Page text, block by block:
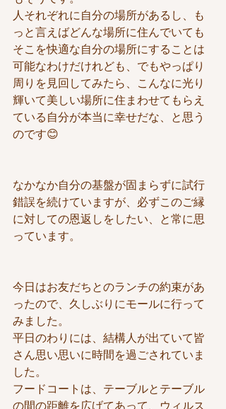
人それぞれに自分の場所があるし、も
っと言えばどんな場所に住んでいても
そこを快適な自分の場所にすることは
可能なわけだけれども、でもやっぱり
周りを見回してみたら、こんなに光り
輝いて美しい場所に住まわせてもらえ
ている自分が本当に幸せだな、と思う
のです😊
なかなか自分の基盤が固まらずに試行
錯誤を続けていますが、必ずこのご縁
に対しての恩返しをしたい、と常に思
っています。
今日はお友だちとのランチの約束があ
ったので、久しぶりにモールに行って
みました。
平日のわりには、結構人が出ていて皆
さん思い思いに時間を過ごされていま
した。
フードコートは、テーブルとテーブル
の間の距離を広げてあって、ウィルス